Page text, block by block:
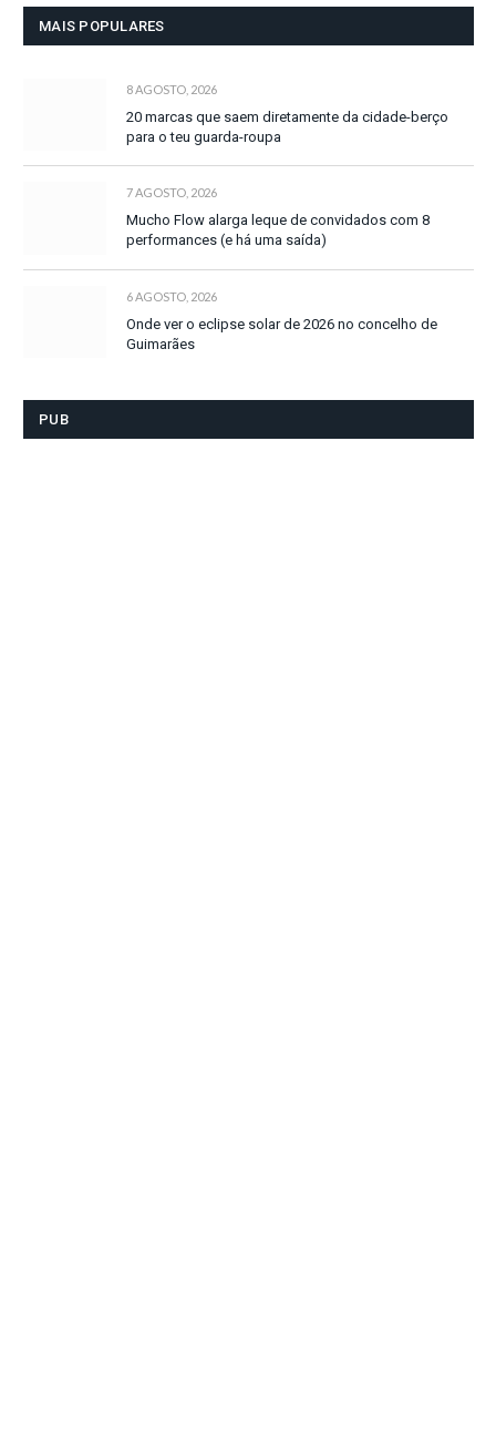
MAIS POPULARES
8 AGOSTO, 2026
20 marcas que saem diretamente da cidade-berço
para o teu guarda-roupa
7 AGOSTO, 2026
Mucho Flow alarga leque de convidados com 8
performances (e há uma saída)
6 AGOSTO, 2026
Onde ver o eclipse solar de 2026 no concelho de
Guimarães
PUB